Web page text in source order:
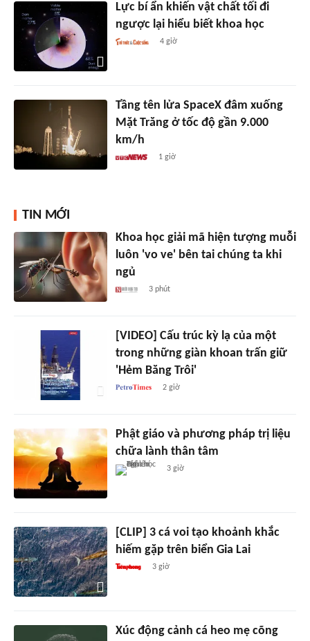
Lực bí ẩn khiến vật chất tối đi
ngược lại hiểu biết khoa học
4 giờ
Tầng tên lửa SpaceX đâm xuống
Mặt Trăng ở tốc độ gần 9.000
km/h
1 giờ
TIN MỚI
Khoa học giải mã hiện tượng muỗi
luôn 'vo ve' bên tai chúng ta khi
ngủ
3 phút
[VIDEO] Cấu trúc kỳ lạ của một
trong những giàn khoan trấn giữ
'Hẻm Băng Trôi'
2 giờ
Phật giáo và phương pháp trị liệu
chữa lành thân tâm
3 giờ
[CLIP] 3 cá voi tạo khoảnh khắc
hiếm gặp trên biển Gia Lai
3 giờ
Xúc động cảnh cá heo mẹ cõng